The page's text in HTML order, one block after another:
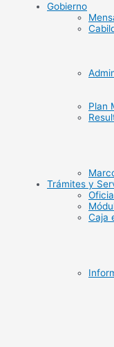
Gobierno
Plan
Trámites y
Caja